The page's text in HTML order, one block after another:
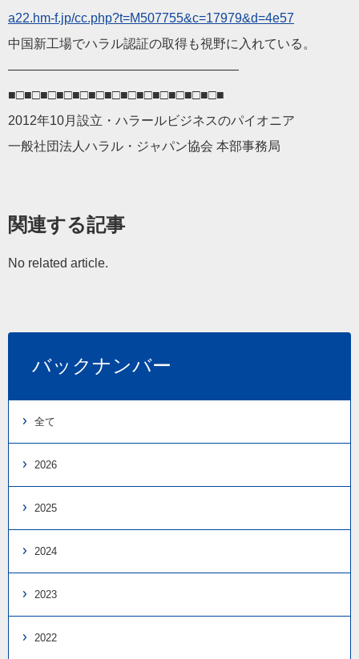
a22.hm-f.jp/cc.php?t=M507755&c=17979&d=4e57
中国新工場でハラル認証の取得も視野に入れている。
——————————————————
■□■□■□■□■□■□■□■□■□■□■□■□■□■
2012年10月設立・ハラールビジネスのパイオニア
一般社団法人ハラル・ジャパン協会 本部事務局
関連する記事
No related article.
バックナンバー
全て
2026
2025
2024
2023
2022